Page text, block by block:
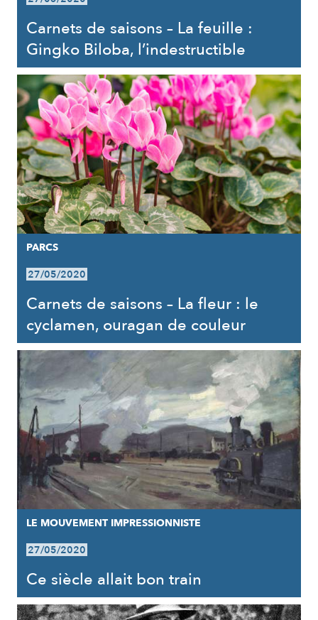
Carnets de saisons – La feuille :
Gingko Biloba, l’indestructible
PARCS
27/05/2020
Carnets de saisons – La fleur : le
cyclamen, ouragan de couleur
LE MOUVEMENT IMPRESSIONNISTE
27/05/2020
Ce siècle allait bon train